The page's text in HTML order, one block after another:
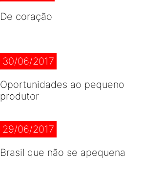
De coração
30/06/2017
Oportunidades ao pequeno
produtor
29/06/2017
Brasil que não se apequena